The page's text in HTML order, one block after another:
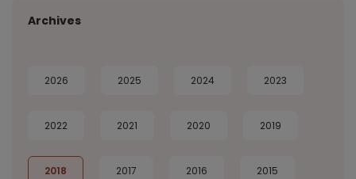
Archives
2026 2025 2024 2023
2022 2021 2020 2019
2018 2017 2016 2015